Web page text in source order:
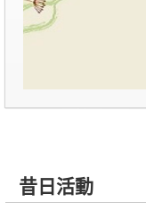
昔日活動